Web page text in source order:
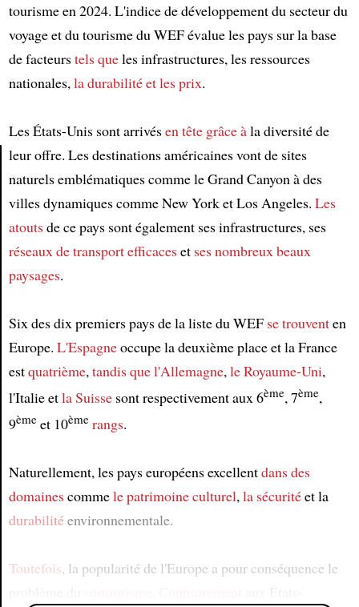
tourisme en 2024. L'indice de développement du secteur du
voyage et du tourisme du WEF évalue les pays sur la base
de facteurstels queles infrastructures, les ressources
nationales,la durabilitéet les prix.
Les États-Unis sont arrivésen tête grâce àla diversité de
leur offre. Les destinations américaines vont de sites
naturels emblématiques comme le Grand Canyon à des
villes dynamiques comme New York et Los Angeles. Les
atoutsde ce pays sont également ses infrastructures, ses
réseaux de transport efficaceset ses nombreux beaux
paysages.
Six des dix premiers pays de la liste du WEF se trouventen
Europe. L'Espagneoccupe la deuxième place et la France
estquatrième,tandis quel'Allemagne,le Royaume-Uni,
l'Italie etla Suissesont respectivement aux 6ème, 7ème,
9èmeet 10ème rangs.
Naturellement, les pays européens excellentdans des
domainescommele patrimoine culturel,la sécuritéet la
durabilitéenvironnementale.
Toutefois, la popularité de l'Europe a pour conséquence le